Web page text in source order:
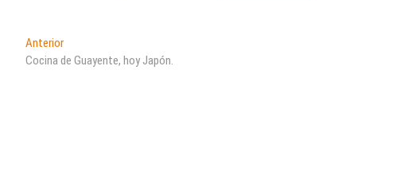
Navegación
de
AnteriorEntrada
anterior:
Cocina de Guayente, hoy Japón.